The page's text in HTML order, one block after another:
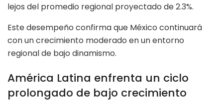
lejos del promedio regional proyectado de 2.3%.
Este desempeño confirma que México continuará
con un crecimiento moderado en un entorno
regional de bajo dinamismo.
América Latina enfrenta un ciclo
prolongado de bajo crecimiento